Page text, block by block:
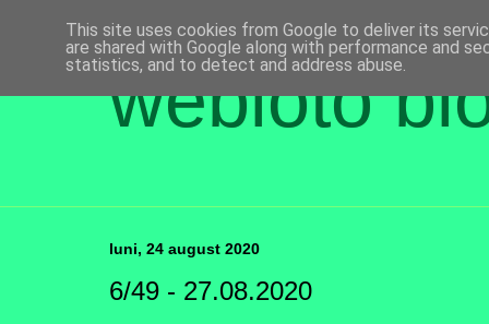
webloto
luni, 24 august 2020
6/49 - 27.08.2020
This site uses cookies from Google to deliver its
are shared with Google along with performance and
statistics, and to detect and address abuse.